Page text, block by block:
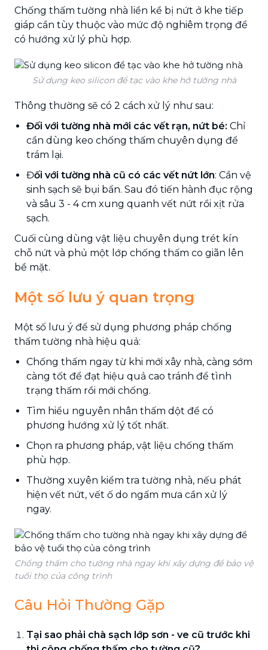
Chống thấm tường nhà liền kề bị nứt ở khe tiếp
giáp cần tùy thuộc vào mức độ nghiêm trọng để
có hướng xử lý phù hợp.
Sử dụng keo silicon để tạc vào khe hở tường nhà
Thông thường sẽ có 2 cách xử lý như sau:
Đối với tường nhà mới các vết rạn, nứt bé: Chỉ
cần dùng keo chống thấm chuyên dụng để
trám lại.
Đối với tường nhà cũ có các vết nứt lớn: Cần vệ
sinh sạch sẽ bụi bẩn. Sau đó tiến hành đục rộng
và sâu 3 - 4 cm xung quanh vết nứt rồi xịt rửa
sạch.
Cuối cùng dùng vật liệu chuyên dụng trét kín
chỗ nứt và phủ một lớp chống thấm co giãn lên
bề mặt.
Một số lưu ý quan trọng
Một số lưu ý để sử dụng phương pháp chống
thấm tường nhà hiệu quả:
Chống thấm ngay từ khi mới xây nhà, càng sớm
càng tốt để đạt hiệu quả cao tránh để tình
trạng thấm rồi mới chống.
Tìm hiểu nguyên nhân thấm dột để có
phương hướng xử lý tốt nhất.
Chọn ra phương pháp, vật liệu chống thấm
phù hợp.
Thường xuyên kiểm tra tường nhà, nếu phát
hiện vết nứt, vết ố do ngấm mưa cần xử lý
ngay.
Chống thấm cho tường nhà ngay khi xây dựng để bảo vệ
tuổi thọ của công trình
Câu Hỏi Thường Gặp
Tại sao phải chà sạch lớp sơn - ve cũ trước khi